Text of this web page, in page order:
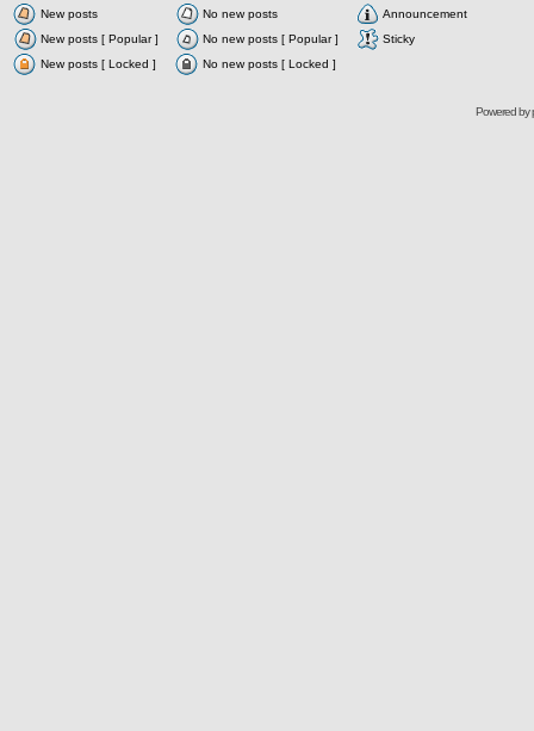
New posts No new posts
Announcement
New posts [ Popular ]
No new posts [ Popular ]
Sticky
New posts [ Locked ]
No new posts [ Locked ]
Powered by